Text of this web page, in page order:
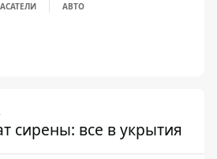
АВТО
сирены: все в укрытия